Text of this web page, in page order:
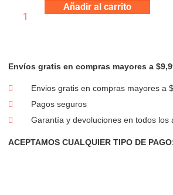
Añadir al carrito
Envíos gratis en compras mayores a
Envios gratis en compras mayores a
Pagos seguros
Garantía y devoluciones en todos los
ACEPTAMOS CUALQUIER TIPO DE